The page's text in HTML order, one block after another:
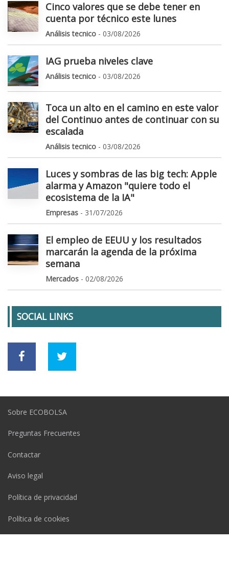
Cinco valores que se debe tener en
cuenta por técnico este lunes
Análisis tecnico - 03/08/2026
IAG prueba niveles clave
Análisis tecnico - 03/08/2026
Toca un alto en el camino en este valor
del Continuo antes de continuar con su
escalada
Análisis tecnico - 03/08/2026
Luces y sombras de las big tech: Apple
alarma y Amazon "quiere todo el
ecosistema de la IA"
Empresas - 31/07/2026
El empleo de EEUU y los resultados
marcarán la agenda de la próxima
semana
Mercados - 02/08/2026
SOCIAL LINKS
Sobre ECOBOLSA
Preguntas Frecuentes
Contactar
Aviso legal
Política de privacidad
Política de cookies